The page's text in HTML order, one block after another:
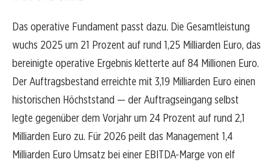
Das operative Fundament passt dazu. Die Gesamtleistung
wuchs 2025 um 21 Prozent auf rund 1,25 Milliarden Euro, das
bereinigte operative Ergebnis kletterte auf 84 Millionen Euro.
Der Auftragsbestand erreichte mit 3,19 Milliarden Euro einen
historischen Höchststand — der Auftragseingang selbst
legte gegenüber dem Vorjahr um 24 Prozent auf rund 2,1
Milliarden Euro zu. Für 2026 peilt das Management 1,4
Milliarden Euro Umsatz bei einer EBITDA-Marge von elf